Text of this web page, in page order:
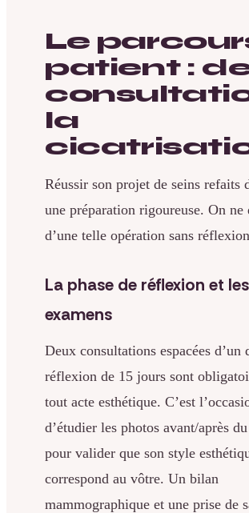
Le
patient :
la
Réussir son projet de seins refaits
une préparation rigoureuse. On ne
d’une telle opération sans
La phase de réflexion et les
examens
Deux consultations espacées d’un
réflexion de 15 jours sont
tout acte esthétique. C’est
d’étudier les photos avant/après
pour valider que son style
correspond au vôtre. Un bilan
mammographique et une prise de